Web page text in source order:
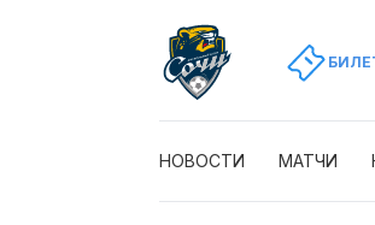
НОВОСТИ МАТЧИ